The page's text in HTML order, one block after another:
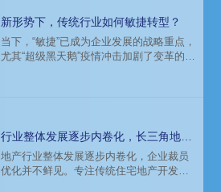
人工智能相关人才储备占据全球的三分之
一。专业人才储备、稳定资本投入、行业
合作和成熟的基础设施，持续推动北美地
区的高科技领域发展。
新形势下，传统行业如何敏捷转型？
当下，“敏捷”已成为企业发展的战略重点，
尤其“超级黑天鹅”疫情冲击加剧了变革的不
力综合考量，传统行业需选择特定路径实
现转型突破，如小规模试点切入、建立独
立于传统组织架构的数字化工厂、选取传
统业务条线推动规模化敏捷转型…新形势
行业整体发展逐步内卷化，长三角地区
地产行业人才招聘趋势分析
地产行业整体发展逐步内卷化，企业裁员
优化并不鲜见。专注传统住宅地产开发的